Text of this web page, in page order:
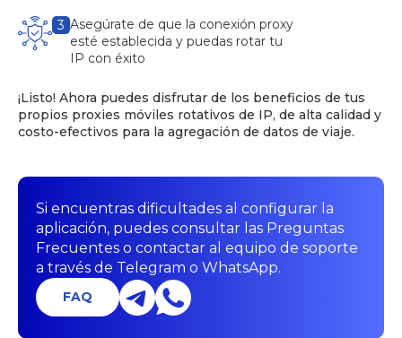
3 Asegúrate de que la conexión proxy
esté establecida y puedas rotar tu
IP con éxito
¡Listo! Ahora puedes disfrutar de los beneficios de tus
propios proxies móviles rotativos de IP, de alta calidad y
costo-efectivos para la agregación de datos de viaje.
Si encuentras dificultades al configurar la
aplicación, puedes consultar las Preguntas
Frecuentes o contactar al equipo de soporte
a través de Telegram o WhatsApp.
FAQ